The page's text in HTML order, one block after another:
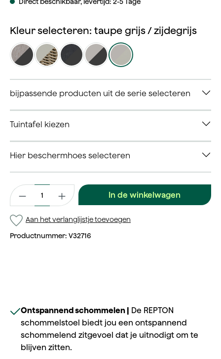
Kleur selecteren: taupe grijs / zijdegrijs
mix taupe / antraciet
mix taupe / zijdegrijs
mix zwart / antraciet
taupe grijs / antraciet
taupe grijs / zijdegrijs
bijpassende producten uit de serie selecteren
Tuintafel kiezen
Hier beschermhoes selecteren
Productaantal: Voer de gewenste waarde in of gebruik de
In de winkelwagen
Aan het verlanglijstje toevoegen
Productnummer: V32716
Ontspannend schommelen | De REPTON
schommelstoel biedt jou een ontspannend
schommelend zitgevoel dat je uitnodigt om te
blijven zitten.